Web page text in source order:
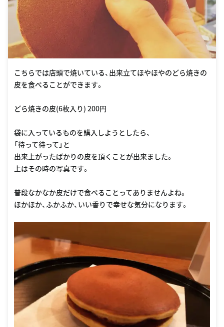
こちらでは店頭で焼いている、出来立てほやほやのどら焼きの
皮を食べることができます。
どら焼きの皮(6枚入り) 200円
袋に入っているものを購入しようとしたら、
「待って待って」と
出来上がったばかりの皮を頂くことが出来ました。
上はその時の写真です。
普段なかなか皮だけで食べることってありませんよね。
ほかほか、ふかふか、いい香りで幸せな気分になります。